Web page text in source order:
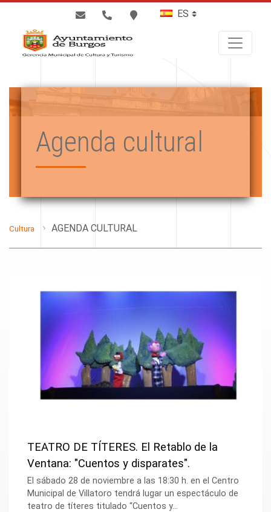
Agenda cultural
Cultura AGENDA CULTURAL
TEATRO DE TÍTERES. El Retablo de la
Ventana: "Cuentos y disparates".
El sábado 28 de noviembre a las 18:30 h. en el Centro
Municipal de Villatoro tendrá lugar un espectáculo de
teatro de títeres titulado “Cuentos y...